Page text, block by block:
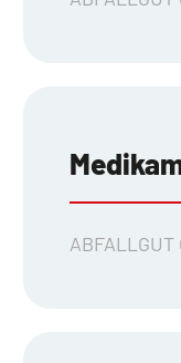
ABFALLGUT